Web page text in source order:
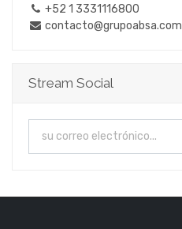
+52 1 3331116800
contacto@grupoabsa.com
Stream Social